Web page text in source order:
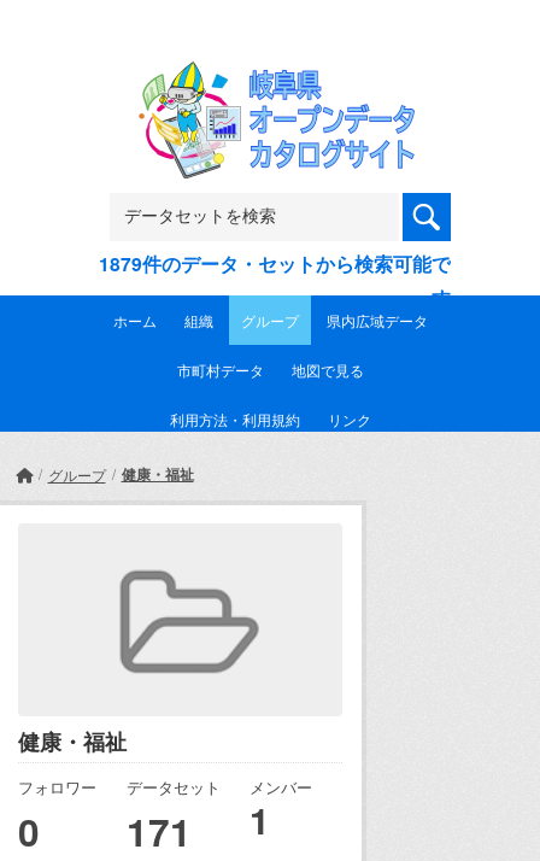
1879件のデータ・セットから検索可能で
す
ホーム 組織 グループ 県内広域データ
市町村データ 地図で見る
利用方法・利用規約 リンク
グループ 健康・福祉
健康・福祉
フォロワー
0
データセット
171
メンバー
1